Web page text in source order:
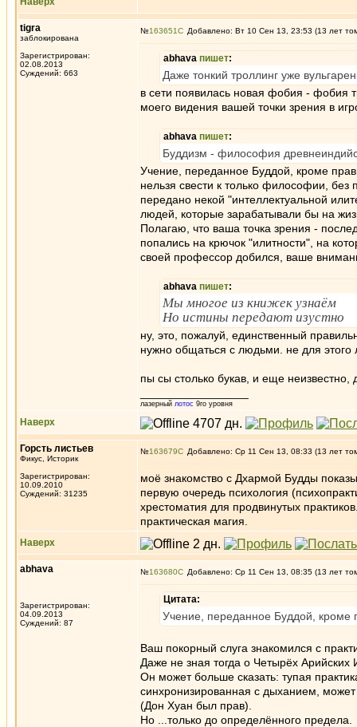
tigra
заблокирована
Зарегистрирован:
02.08.2013
Суждений: 663
№163651 Добавлено: Вт 10 Сен 13, 23:53 (13 лет
abhava пишет:
Даже тонкий троллинг уже
в сети появилась новая фобия - фобия
моего видения вашей точки зрения в
abhava пишет:
Буддизм - философия
Учение, переданное Буддой, кроме
нельзя свести к только философии,
передано некой "интеллектуальной
людей, которые зарабатывали бы на
Полагаю, что ваша точка зрения -
попались на крючок "илитности", на
своей профессор добился, ваше
abhava пишет:
Мы многое из книжек узнаём
Но истины передают изустно
ну, это, пожалуй, единственный
нужно общаться с людьми. не для
пы сы столько букав, и еще
лазерный лотос 9го уровня
Наверх
Горсть листьев
Фикус, Историк
Зарегистрирован:
10.09.2010
Суждений: 31235
№163679 Добавлено: Ср 11 Сен 13, 08:33 (13 лет
моё знакомство с Дхармой Будды
первую очередь психология
хрестоматия для продвинутых
практическая магия.
Наверх
abhava
Зарегистрирован:
04.09.2013
Суждений: 87
№163680 Добавлено: Ср 11 Сен 13, 08:35 (13 лет
Цитата:
Учение, переданное Буддой, кроме
Ваш покорный слуга знакомился с
Даже не зная тогда о Четырёх Арийских
Он может больше сказать: тупая
синхронизированная с дыханием,
(Дон Хуан был прав).
Но ...только до определённого предела.